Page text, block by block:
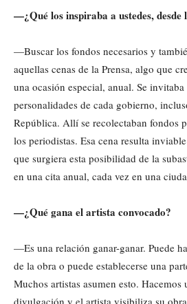
—¿Qué los inspiraba a ustedes, desde
—Buscar los fondos necesarios y
aquellas cenas de la Prensa, algo que
una ocasión especial, anual. Se invitaba
personalidades de cada gobierno,
República. Allí se recolectaban fondos
los periodistas. Esa cena resulta
que surgiera esta posibilidad de la
en una cita anual, cada vez en una
—¿Qué gana el artista convocado?
—Es una relación ganar-ganar. Puede
de la obra o puede establecerse una
Muchos artistas asumen esto. Hacemos